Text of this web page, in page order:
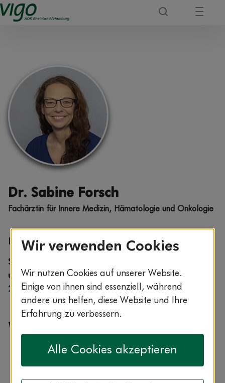
Dr. Sabine Forsch
Fachärztin für Innere Medizin, Hämatologie und Onkologie
Expertin im ServiceCenter AOK-Clarimedis
Sie erreichen AOK-Clarimedis rund um die Uhr
unter der kostenfreien Rufnummer 0800 1 265
265.
Weitere Qualifikationen
Schwerpunkt Onkologie und Hämatologie
Wir verwenden Cookies
Wir nutzen Cookies auf unserer Website.
Einige von ihnen sind essenziell, während
andere uns helfen, diese Website und Ihre
Erfahrung zu verbessern.
Alle Cookies akzeptieren